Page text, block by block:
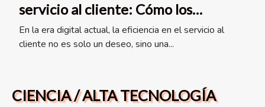
servicio al cliente: Cómo los
conectores universales CRM
transforman las interacciones con
En la era digital actual, la eficiencia en el servicio al
cliente no es solo un deseo, sino una...
CIENCIA / ALTA TECNOLOGÍA